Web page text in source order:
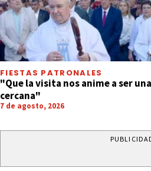
FIESTAS PATRONALES
"Que la visita nos anime a ser
cercana"
7 de agosto, 2026